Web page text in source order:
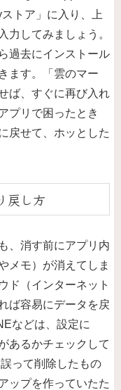
トア」に入り、上
力してみましょう。
過去にインストール
ます。「雲のマー
ば、すぐに再び入れ
プリで困ったとき
戻せて、ホッとした
戻し方
、消す前にアプリ内
メモ）が消えてしま
ド（インターネット
ば容易にデータを戻
などは、設定に
あるかチェックして
って削除したもの
ップを作っていたた